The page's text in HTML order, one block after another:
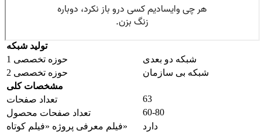
تولید شبکه
حوزه تخصصی 1
شبکه دو بعدی
حوزه تخصصی 2
شبکه بی سازمان
مشخصات کلی
تعداد صفحات
63
تعداد صفحات محصول
60-80
فیلم معرفی پروژه «فیلم کوتاه»
دارد